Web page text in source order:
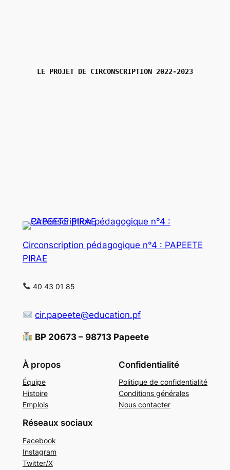
LE PROJET DE CIRCONSCRIPTION 2022-2023
Circonscription pédagogique n°4 : PAPEETE
PIRAE
40 43 01 85
cir.papeete@education.pf
BP 20673 – 98713 Papeete
À propos
Équipe
Histoire
Emplois
Confidentialité
Politique de confidentialité
Conditions générales
Nous contacter
Réseaux sociaux
Facebook
Instagram
Twitter/X